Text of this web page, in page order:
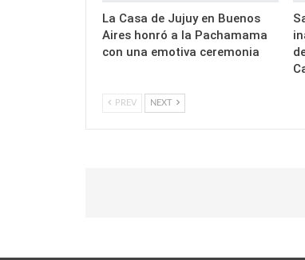
La Casa de Jujuy en Buenos
Aires honró a la Pachamama
con una emotiva ceremonia
PREV NEXT